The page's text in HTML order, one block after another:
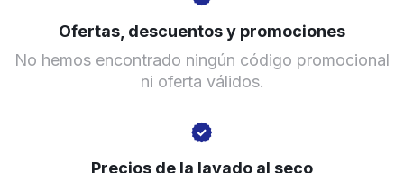
Ofertas, descuentos y promociones
No hemos encontrado ningún código promocional
ni oferta válidos.
Precios de la lavado al seco